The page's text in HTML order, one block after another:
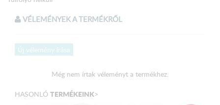
VÉLEMÉNYEK A TERMÉKRŐL
Új vélemény írása
Még nem írtak véleményt a termékhez.
HASONLÓ TERMÉKEINK>